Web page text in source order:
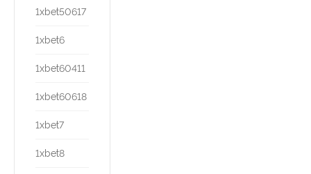
1xbet50617
1xbet6
1xbet60411
1xbet60618
1xbet7
1xbet8